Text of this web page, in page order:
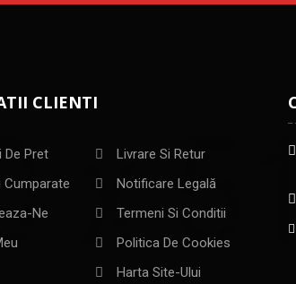
CLIENTI
De Pret
Cumparate
Ne
Livrare Si Retur
Notificare Legală
Termeni Si Conditii
Politica De Cookies
Harta Site-Ului